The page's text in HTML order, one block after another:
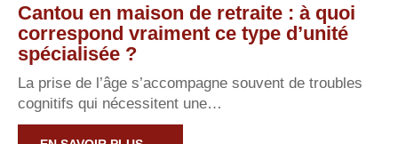
Cantou en maison de retraite : à quoi
correspond vraiment ce type d’unité
spécialisée ?
La prise de l’âge s’accompagne souvent de troubles
cognitifs qui nécessitent une…